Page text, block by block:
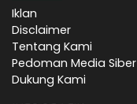
Iklan
Disclaimer
Tentang Kami
Pedoman Media Siber
Dukung Kami